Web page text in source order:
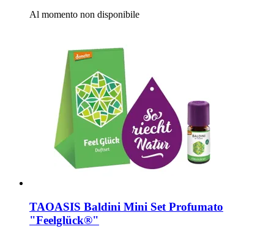
Al momento non disponibile
TAOASIS Baldini Mini Set Profumato
"Feelglück®"